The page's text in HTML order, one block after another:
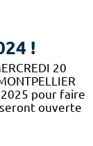
!
20
pour faire
ouverte